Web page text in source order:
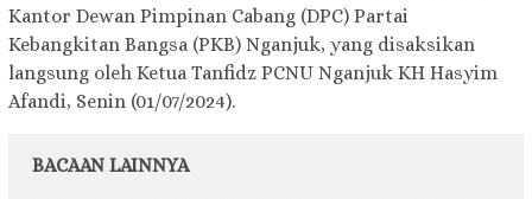
Kantor Dewan Pimpinan Cabang (DPC) Partai
Kebangkitan Bangsa (PKB) Nganjuk, yang disaksikan
langsung oleh Ketua Tanfidz PCNU Nganjuk KH Hasyim
Afandi, Senin (01/07/2024).
BACAAN LAINNYA